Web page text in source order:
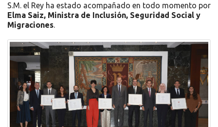
S.M. el Rey ha estado acompañado en todo momento por
Elma Saiz, Ministra de Inclusión, Seguridad Social y
Migraciones.